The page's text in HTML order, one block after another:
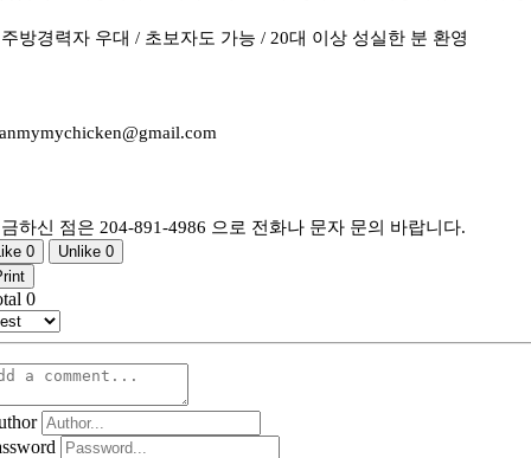
방경력자 우대 / 초보자도 가능 / 20대 이상 성실한 분 환영
하신 점은 204-891-4986 으로 전화나 문자 문의 바랍니다.
0 Unlike 0
0